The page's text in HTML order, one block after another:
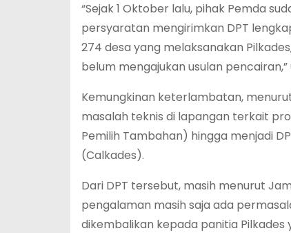
“Sejak 1 Oktober lalu, pihak Pemda
persyaratan mengirimkan DPT
274 desa yang melaksanakan
belum mengajukan usulan
Kemungkinan keterlambatan,
masalah teknis di lapangan terkait
Pemilih Tambahan) hingga menjadi
(Calkades).
Dari DPT tersebut, masih menurut
pengalaman masih saja ada
dikembalikan kepada panitia